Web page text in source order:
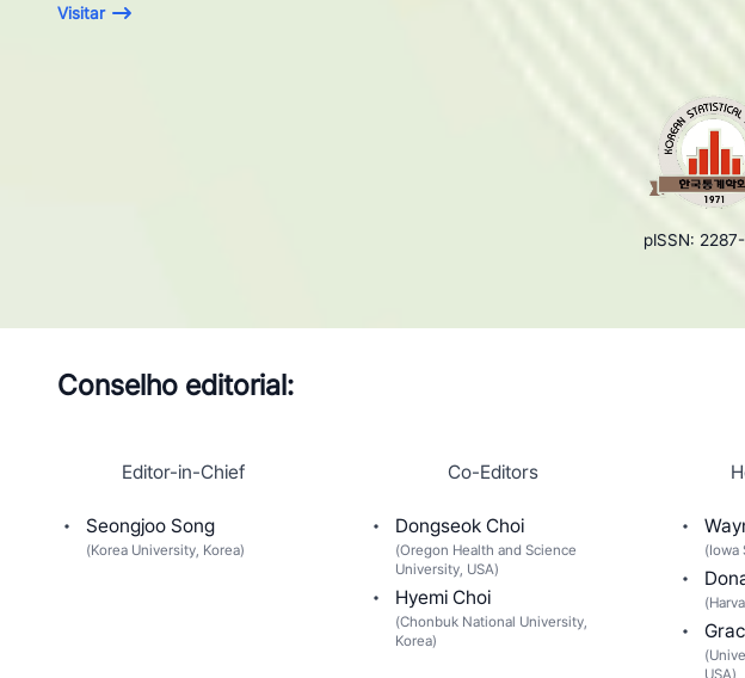
Visitar
pISSN:
Conselho editorial:
Editor-in-Chief
Seongjoo Song
(Korea University, Korea)
Co-Editors
Dongseok Choi
(Oregon Health and Science
University, USA)
Hyemi Choi
(Chonbuk National University,
Korea)
(Iowa
(
(
USA)